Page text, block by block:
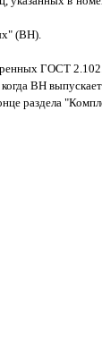
(ВН).
ГОСТ
ВН
раздела